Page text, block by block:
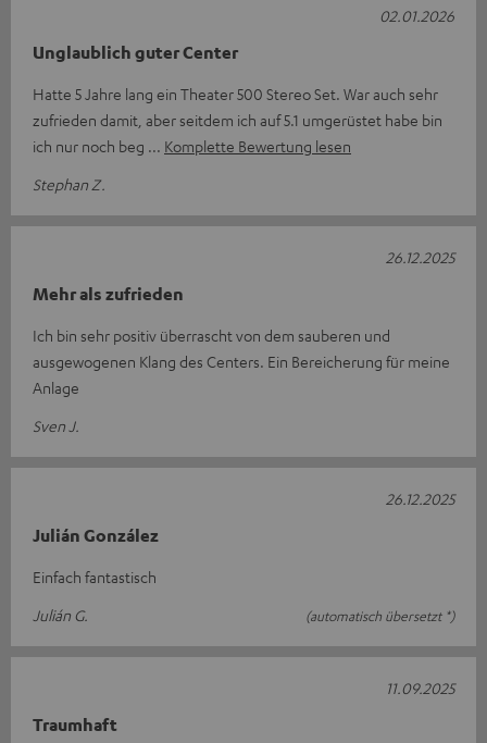
Unglaublich guter Center
Hatte 5 Jahre lang ein Theater 500 Stereo Set. War auch sehr
zufrieden damit, aber seitdem ich auf 5.1 umgerüstet habe bin
ich nur noch beg
Komplette Bewertung lesen
Stephan Z.
02.01.2026
Mehr als zufrieden
Ich bin sehr positiv überrascht von dem sauberen und
ausgewogenen Klang des Centers. Ein Bereicherung für meine
Anlage
Sven J.
26.12.2025
Julián González
Einfach fantastisch
Julián G.
(automatisch übersetzt *)
26.12.2025
Traumhaft
11.09.2025